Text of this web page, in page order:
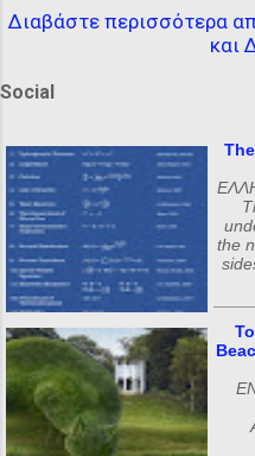
Διαβάστε περισσότερα
και
Social
the